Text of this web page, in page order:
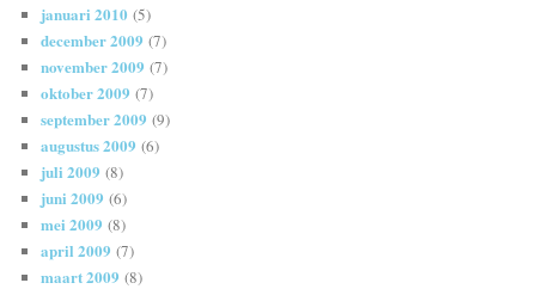
januari 2010 (5)
december 2009 (7)
november 2009 (7)
oktober 2009 (7)
september 2009 (9)
augustus 2009 (6)
juli 2009 (8)
juni 2009 (6)
mei 2009 (8)
april 2009 (7)
maart 2009 (8)